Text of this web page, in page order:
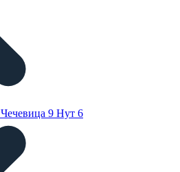
Чечевица 9 Нут 6